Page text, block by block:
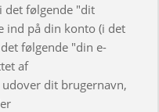
det følgende "dit
ind på din konto (i det
følgende "din e-
af
dit brugernavn,